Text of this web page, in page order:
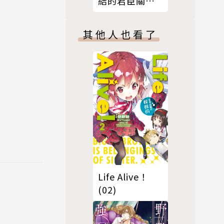
其他人也看了
Life Alive！
(02)